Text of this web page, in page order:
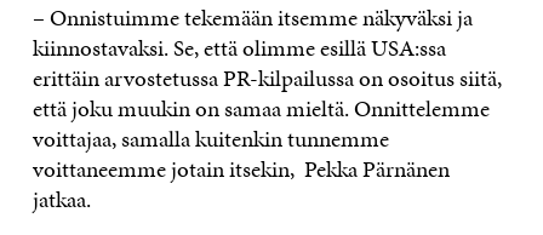
– Onnistuimme tekemään itsemme näkyväksi ja
kiinnostavaksi. Se, että olimme esillä USA:ssa
erittäin arvostetussa PR-kilpailussa on osoitus siitä,
että joku muukin on samaa mieltä. Onnittelemme
voittajaa, samalla kuitenkin tunnemme
voittaneemme jotain itsekin, Pekka Pärnänen
jatkaa.